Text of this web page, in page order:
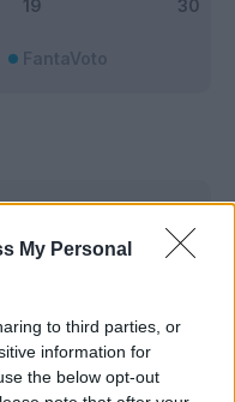
My Personal
to third parties, or
information for
the below opt-out